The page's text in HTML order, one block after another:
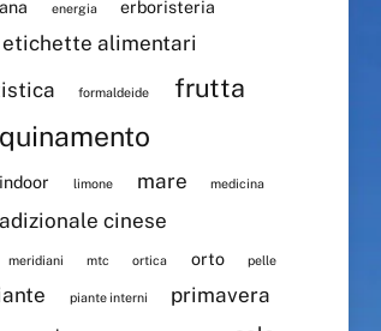
energia erboristeria
etichette alimentari
formaldeide frutta
limone mare medicina
cinese
meridiani mtc ortica orto pelle
piante interni primavera